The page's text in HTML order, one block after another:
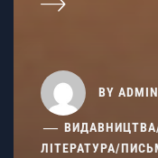
BY ADMIN
ВИДАВНИЦТВА
ЛІТЕРАТУРА/